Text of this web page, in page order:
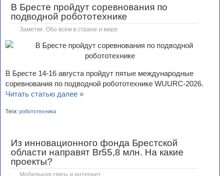
В Бресте пройдут соревнования по
подводной робототехнике
Заметки. Обо всём в стране и мире
В Бресте 14-16 августа пройдут пятые международные
соревнования по подводной робототехнике WUURC-2026.
Читать статью далее »
Теги: робототехника
Из инновационного фонда Брестской
области направят Br55,8 млн. На какие
проекты?
Мобильная связь и интернет